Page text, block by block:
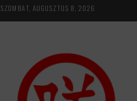
SZOMBAT, AUGUSZTUS 8, 2026